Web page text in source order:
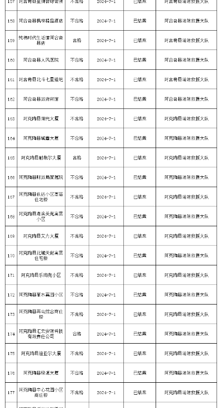
分享:
打印本页 关闭窗口
各县（市）网站 媒体
地州市政府 区政府部门
省区市政府 国家部委局
主办：克孜勒苏柯尔克孜自治州人民政府办公室
承办：克孜勒苏柯尔克孜自治州政务公开信息中心
新公网安备65300102000007号 新ICP备2022000247号